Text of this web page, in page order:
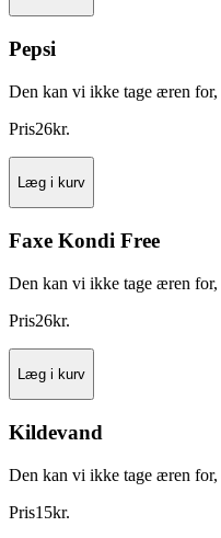
Pepsi
Den kan vi ikke tage æren
Pris26kr.
Læg i kurv
Faxe Kondi Free
Den kan vi ikke tage æren
Pris26kr.
Læg i kurv
Kildevand
Den kan vi ikke tage æren
Pris15kr.